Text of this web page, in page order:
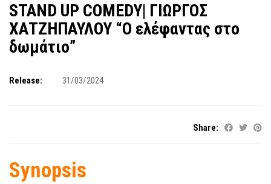
STAND UP COMEDY| ΓΙΩΡΓΟΣ
ΧΑΤΖΗΠΑΥΛΟΥ “Ο ελέφαντας στο
δωμάτιο”
Release: 31/03/2024
Share:
Synopsis